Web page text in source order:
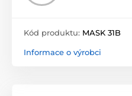
Kód produktu: MASK 31B
Informace o výrobci